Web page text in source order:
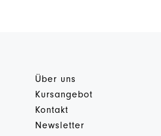
Über uns
Kursangebot
Kontakt
Newsletter